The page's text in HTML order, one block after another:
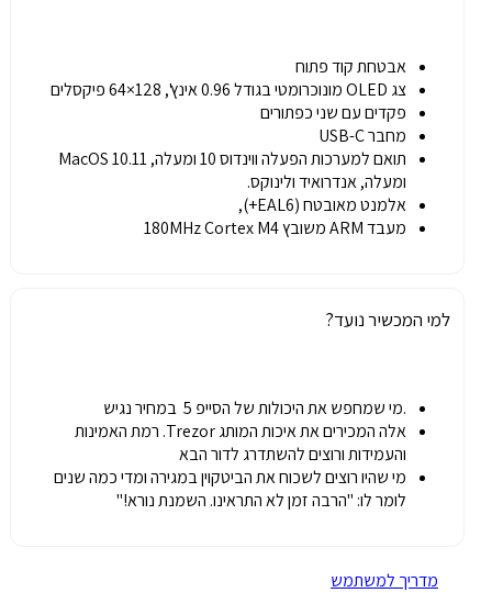
אבטחת קוד פתוח
צגOLED מונוכרומטי בגודל0.96 אינץ', 128×64
פיקסלים
פקדים עם שני כפתורים
מחבר USB-C
תואם למערכות הפעלה ווינדוס 10 ומעלה, MacOS 10.11
ומעלה, אנדרואיד ולינוקס.
אלמנט מאובטח (EAL6+),
מעבד ARM משובץ 180MHz Cortex M4
למי המכשיר נועד?
.מי שמחפש את היכולות של הסייפ 5 במחיר נגיש
אלה המכירים את איכות המותג Trezor. רמת האמינות
והעמידות ורוצים להשתדרג לדור הבא
מי שהיו רוצים לשכוח את הביטקוין במגירה ומדי כמה שנים
לומר לו: "הרבה זמן לא התראינו. השמנת נורא!"
מדריך למשתמש